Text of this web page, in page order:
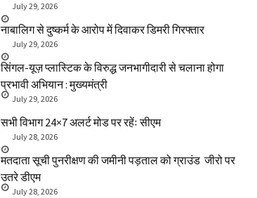
July 29, 2026
नाबालिग से दुष्कर्म के आरोप में दिवाकर डिमरी गिरफ्तार
July 29, 2026
सिंगल-यूज़ प्लास्टिक के विरुद्ध जनभागीदारी से चलाना होगा
प्रभावी अभियान : मुख्यमंत्री
July 29, 2026
सभी विभाग 24×7 अलर्ट मोड पर रहेंः सीएम
July 28, 2026
मतदाता सूची पुनरीक्षण की जमीनी पड़ताल को ग्राउंड जीरो पर
उतरे डीएम
July 28, 2026